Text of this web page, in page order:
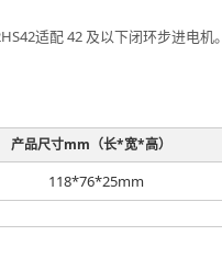
适配 42 及以下闭环步进电机。
产品尺寸mm（长*宽*高）
118*76*25mm